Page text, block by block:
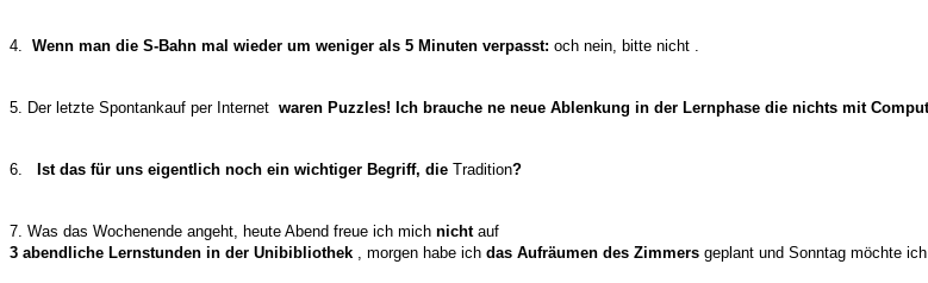
4. Wenn man die S-Bahn mal wieder um weniger als 5 Minuten verpasst: och nein, bitte nicht .
5. Der letzte Spontankauf per Internet waren Puzzles! Ich brauche ne neue Ablenkung in der Lernphase die nichts mit
6. Ist das für uns eigentlich noch ein wichtiger Begriff, die Tradition?
7. Was das Wochenende angeht, heute Abend freue ich mich nichtauf
3 abendliche Lernstunden in der Unibibliothek , morgen habe ich das Aufräumen des Zimmers geplant und Sonntag möchte ich